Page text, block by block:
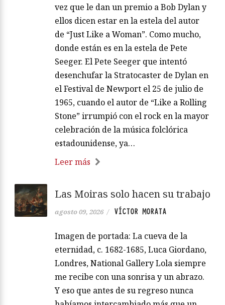
vez que le dan un premio a Bob Dylan y
ellos dicen estar en la estela del autor
de “Just Like a Woman”. Como mucho,
donde están es en la estela de Pete
Seeger. El Pete Seeger que intentó
desenchufar la Stratocaster de Dylan en
el Festival de Newport el 25 de julio de
1965, cuando el autor de “Like a Rolling
Stone” irrumpió con el rock en la mayor
celebración de la música folclórica
estadounidense, ya…
Leer más
Las Moiras solo hacen su trabajo
agosto 09, 2026 / VÍCTOR MORATA
Imagen de portada: La cueva de la
eternidad, c. 1682-1685, Luca Giordano,
Londres, National Gallery Lola siempre
me recibe con una sonrisa y un abrazo.
Y eso que antes de su regreso nunca